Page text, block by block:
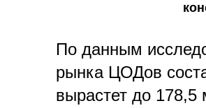
По данным
рынка ЦОДов
вырастет до 178,5